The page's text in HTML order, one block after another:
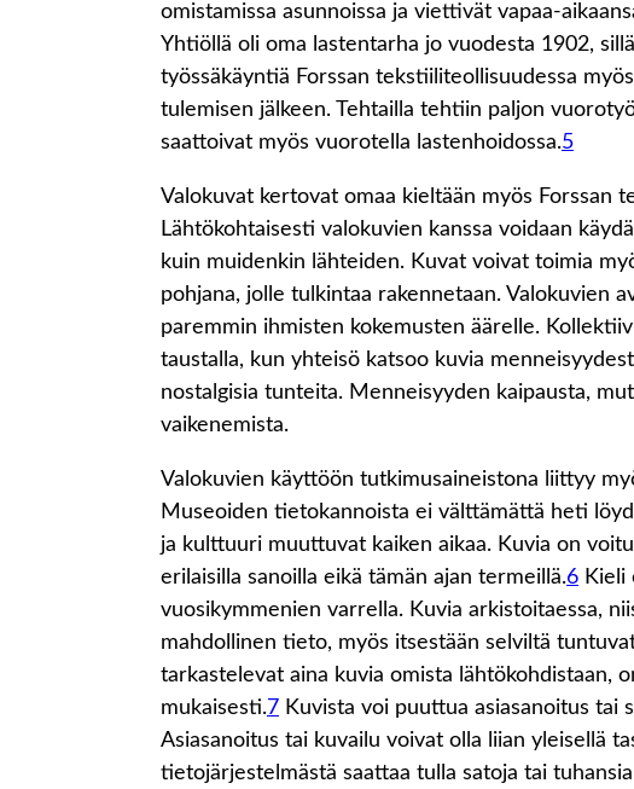
omistamissa asunnoissa ja viettivät vapaa-
Yhtiöllä oli oma lastentarha jo vuodesta 1902,
työssäkäyntiä Forssan tekstiiliteollisuudessa
tulemisen jälkeen. Tehtailla tehtiin paljon
saattoivat myös vuorotella lastenhoidossa.5
Valokuvat kertovat omaa kieltään myös Forssan
Lähtökohtaisesti valokuvien kanssa voidaan
kuin muidenkin lähteiden. Kuvat voivat toimia
pohjana, jolle tulkintaa rakennetaan. Valokuvien
paremmin ihmisten kokemusten äärelle.
taustalla, kun yhteisö katsoo kuvia
nostalgisia tunteita. Menneisyyden kaipausta,
vaikenemista.
Valokuvien käyttöön tutkimusaineistona liittyy
Museoiden tietokannoista ei välttämättä heti
ja kulttuuri muuttuvat kaiken aikaa. Kuvia on
erilaisilla sanoilla eikä tämän ajan termeillä.6 Kieli
vuosikymmenien varrella. Kuvia arkistoitaessa,
mahdollinen tieto, myös itsestään selviltä
tarkastelevat aina kuvia omista lähtökohdistaan,
mukaisesti.7 Kuvista voi puuttua asiasanoitus tai
Asiasanoitus tai kuvailu voivat olla liian yleisellä
tietojärjestelmästä saattaa tulla satoja tai